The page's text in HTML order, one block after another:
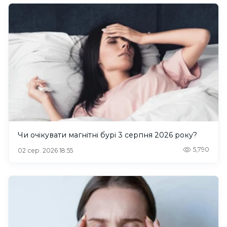
Чи очікувати магнітні бурі 3 серпня 2026 року?
02 сер. 2026 18:55 5,790